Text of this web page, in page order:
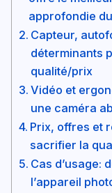
approfondie
Capteur,
déterminants
qualité/prix
Vidéo et
une caméra
Prix, offres et
sacrifier la
Cas d’usage:
l’appareil